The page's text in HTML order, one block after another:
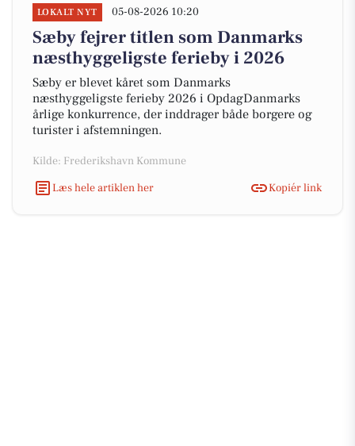
LOKALT NYT 05-08-2026 10:20
Sæby fejrer titlen som Danmarks
næsthyggeligste ferieby i 2026
Sæby er blevet kåret som Danmarks
næsthyggeligste ferieby 2026 i OpdagDanmarks
årlige konkurrence, der inddrager både borgere og
turister i afstemningen.
Kilde: Frederikshavn Kommune
Læs hele artiklen her
Kopiér link